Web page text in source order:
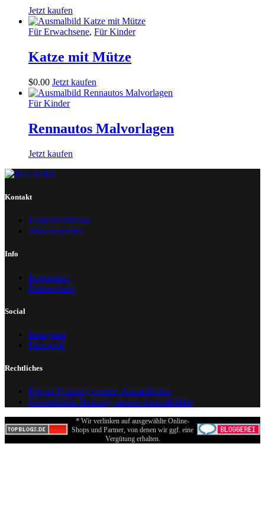
Jetzt kaufen
Für Erwachsene, Für Kinder
Katze mit Mütze
$0.00 Jetzt kaufen
Für Kinder
Rennautos Malvorlagen
Jetzt kaufen
Kontakt
Kontaktformular
Wissenswertes
Info
Impressum
Datenschutz
Social
Instagram
Facebook
Rechtliches
Private Nutzung unserer Ausmalbilder
Gewerbliche Nutzung unserer Ausmalbilder
* Wir verlinken auf ausgewählte Online-
Shops und Partner, von denen wir ggf. eine
Vergütung erhalten.